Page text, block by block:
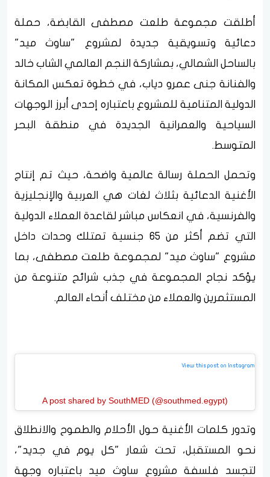
أطلقت مجموعة طلعت مصطفى القابضة، حملة
دعائية وتسويقية جديدة لمشروع "ساوث ميد"
بالساحل الشمالي، بمشاركة النجم العالمي الشاب خالد
والفنانة جنى عمرو دياب، في خطوة تعكس المكانة
الدولية المتنامية للمشروع باعتباره إحدى أبرز الوجهات
السياحية والعمرانية الجديدة في منطقة البحر
المتوسط.
وتحمل الحملة رسالة عالمية واضحة، حيث تم إنتاج
الأغنية الدعائية بثلاث لغات هي العربية والإنجليزية
والفرنسية، في انعكاس مباشر لقاعدة العملاء الدولية
التي تضم أكثر من 65 جنسية تمتلك وحدات داخل
مشروع "ساوث ميد" لمجموعة طلعت مصطفى، بما
يؤكد نجاح المجموعة في جذب شرائح متنوعة من
المستثمرين والعملاء من مختلف أنحاء العالم.
View this post on Instagram
A post shared by SouthMED (@southmed.egypt)
وتدور كلمات الأغنية حول الأحلام والطموح والانطلاق
نحو المستقبل، تحت شعار "كل يوم في جديد"،
لتجسد فلسفة مشروع ساوث ميد باعتباره وجهة